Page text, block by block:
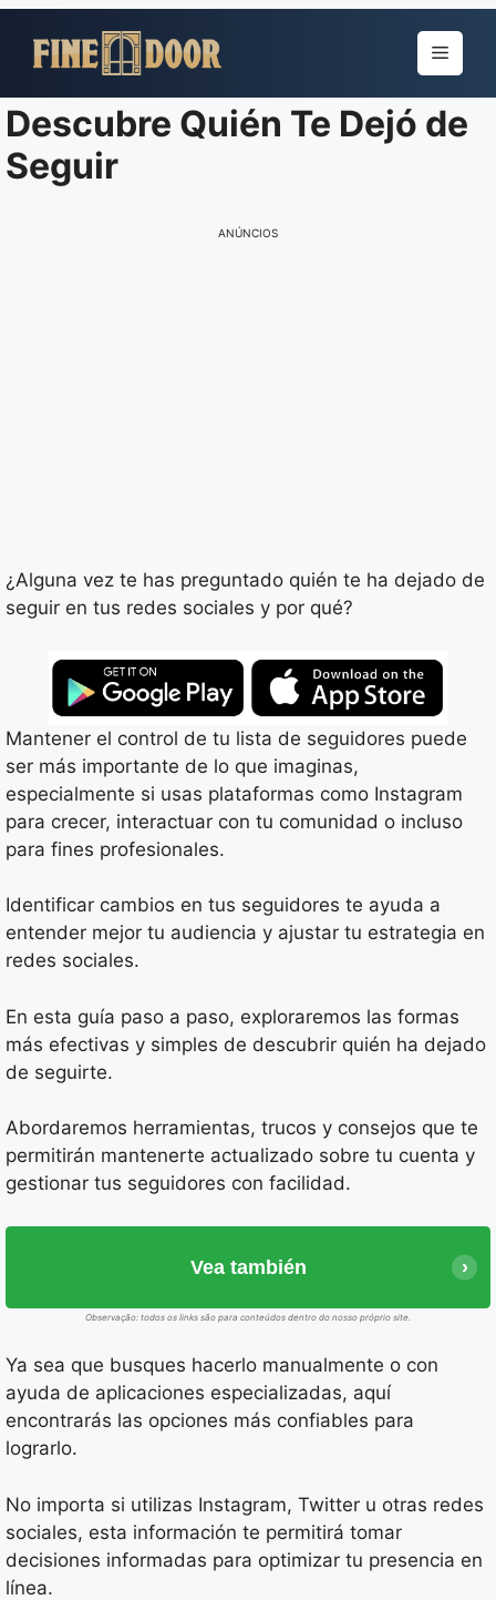
para
conteúdo
Menu
Descubre Quién Te Dejó de
Seguir
ANÚNCIOS
¿Alguna vez te has preguntado quién te ha dejado de
seguir en tus redes sociales y por qué?
Mantener el control de tu lista de seguidores puede
ser más importante de lo que imaginas,
especialmente si usas plataformas como Instagram
para crecer, interactuar con tu comunidad o incluso
para fines profesionales.
Identificar cambios en tus seguidores te ayuda a
entender mejor tu audiencia y ajustar tu estrategia en
redes sociales.
En esta guía paso a paso, exploraremos las formas
más efectivas y simples de descubrir quién ha dejado
de seguirte.
Abordaremos herramientas, trucos y consejos que te
permitirán mantenerte actualizado sobre tu cuenta y
gestionar tus seguidores con facilidad.
Vea también
Observação: todos os links são para conteúdos dentro do nosso próprio site.
Ya sea que busques hacerlo manualmente o con
ayuda de aplicaciones especializadas, aquí
encontrarás las opciones más confiables para
lograrlo.
No importa si utilizas Instagram, Twitter u otras redes
sociales, esta información te permitirá tomar
decisiones informadas para optimizar tu presencia en
línea.